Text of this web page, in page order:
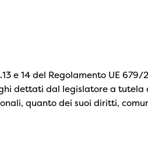
e 14 del Regolamento UE 679/
dettati dal legislatore a tutela
quanto dei suoi diritti,